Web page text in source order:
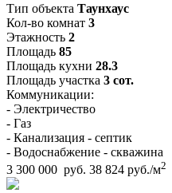
Тип объекта Таунхаус
Кол-во комнат 3
Этажность 2
Площадь 85
Площадь кухни 28.3
Площадь участка 3 сот.
Коммуникации:
- Электричество
- Газ
- Канализация - септик
- Водоснабжение - скважина
3 300 000 руб. 38 824 руб./м2